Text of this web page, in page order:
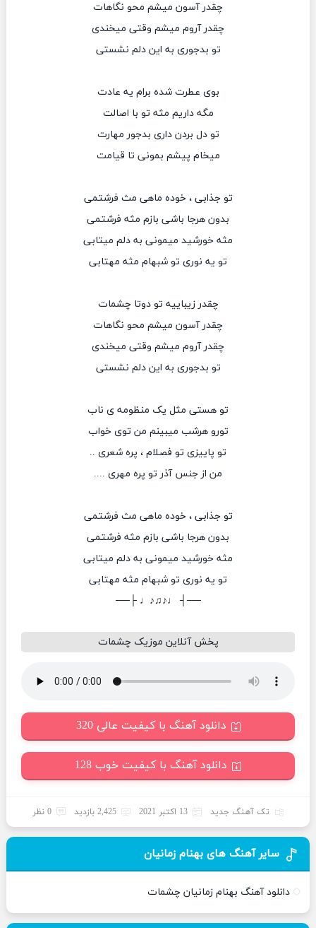
چقدر آسون میشم محو نگاهات
چقدر آروم میشم وقتی میخندی
تو بدجوری به این دلم نشستی
بوی عطرت شده برام یه عادت
مگه داریم مثه تو با اصالت
تو دل بردن داری بدجور مهارت
میخام پیشم بمونی تا قیامت
تو جذابی ، خوده ماهی مث فرشتمی
بدون هرجا باشی بازم مثه فرشتمی
مثه خورشید میمونی به دلم میتابی
تو یه نوری تو شبهام مثه مهتابی
چقدر زیباییه تو دوتا چشمات
چقدر آسون میشم محو نگاهات
چقدر آروم میشم وقتی میخندی
تو بدجوری به این دلم نشستی
تو هستی مثل یک منظومه ی ناب
تورو هرشب میبینم من توی خواب
تو پاییزی تو فصلام ، پره شعری .‌.‌
من از جنس آذر تو پره مهری ....
تو جذابی ، خوده ماهی مث فرشتمی
بدون هرجا باشی بازم مثه فرشتمی
مثه خورشید میمونی به دلم میتابی
تو یه نوری تو شبهام مثه مهتابی
──┤ ♩♪♫♪♩ ├──
پخش آنلاین موزیک چشمات
دانلود آهنگ با کیفیت عالی 320
دانلود آهنگ با کیفیت خوب 128
تک آهنگ جدید 13 اکتبر 2021 2,425 بازدید 0 نظر
سایر آهنگ های بهنام زمانیان
دانلود آهنگ بهنام زمانیان چشمات